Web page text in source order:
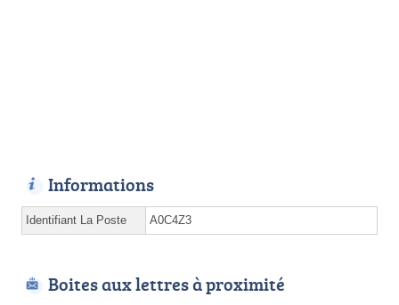
Informations
Identifiant La Poste A0C4Z3
Boites aux lettres à proximité